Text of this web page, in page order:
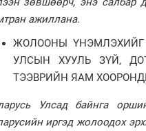
ажиллана.
ЖОЛООНЫ ҮНЭМЛЭХИЙГ
УЛСЫН ХУУЛЬ ЗҮЙ,
ТЭЭВРИЙН ЯАМ
Улсад байнга
иргэд жолоодох